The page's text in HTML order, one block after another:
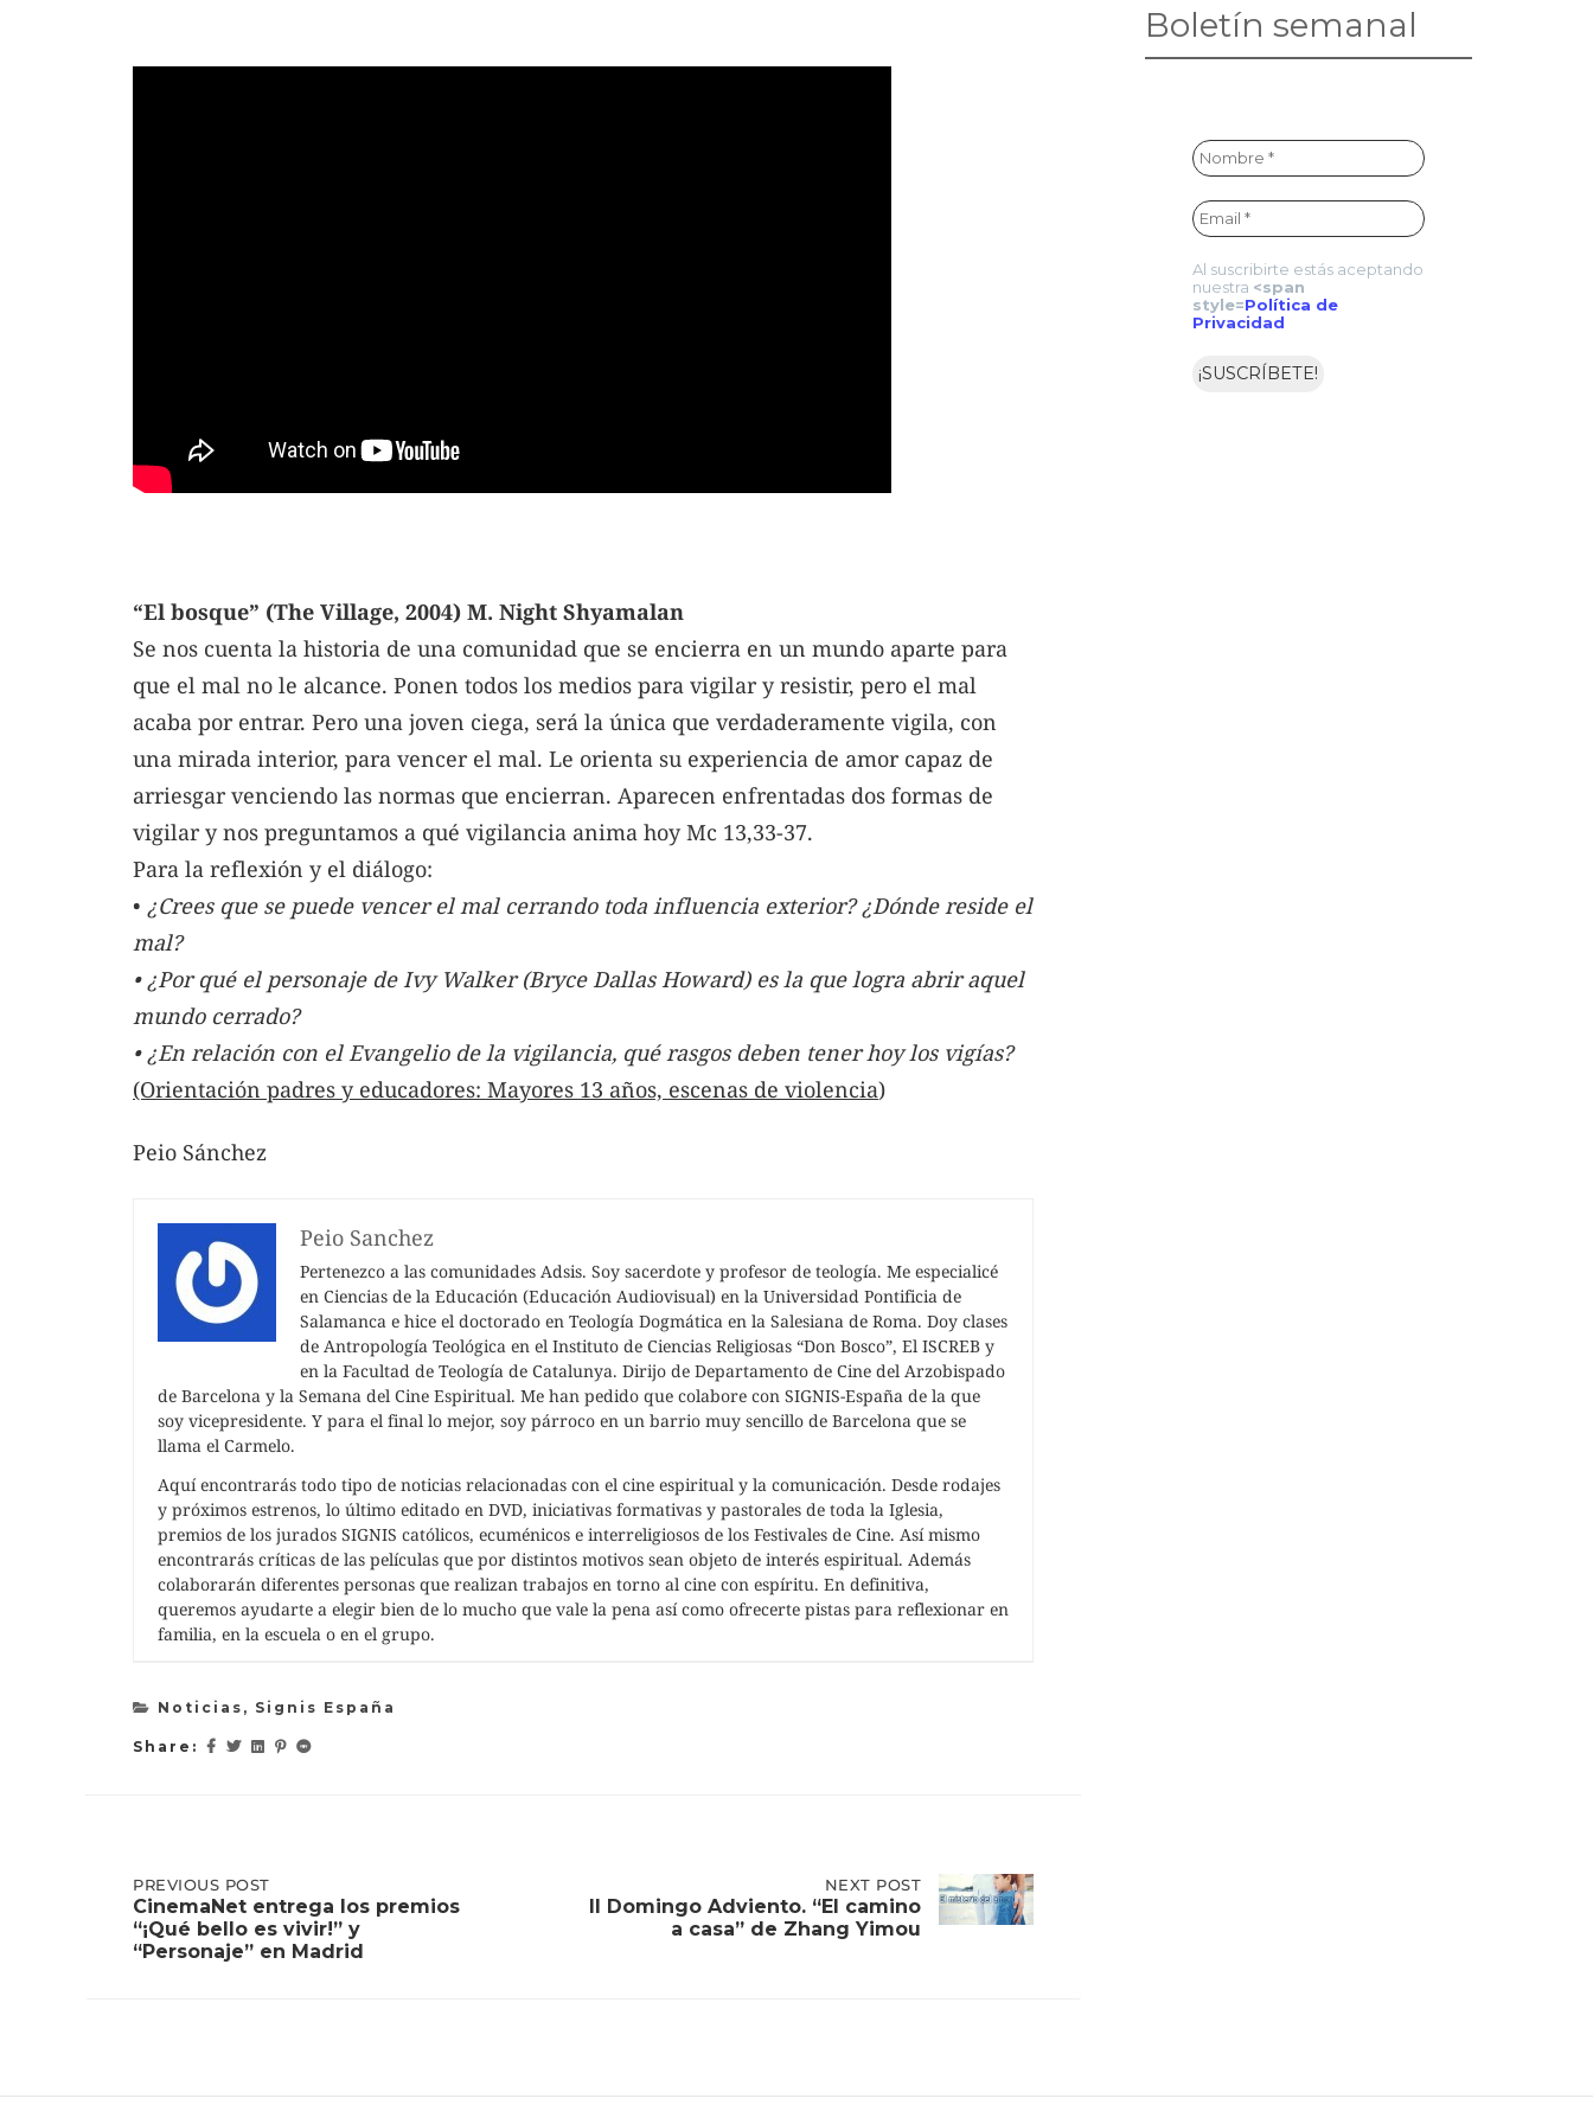
“El bosque” (The Village, 2004) M. Night Shyamalan
Se nos cuenta la historia de una comunidad que se encierra en un mundo aparte para
que el mal no le alcance. Ponen todos los medios para vigilar y resistir, pero el mal
acaba por entrar. Pero una joven ciega, será la única que verdaderamente vigila, con
una mirada interior, para vencer el mal. Le orienta su experiencia de amor capaz de
arriesgar venciendo las normas que encierran. Aparecen enfrentadas dos formas de
vigilar y nos preguntamos a qué vigilancia anima hoy Mc 13,33-37.
Para la reflexión y el diálogo:
• ¿Crees que se puede vencer el mal cerrando toda influencia exterior? ¿Dónde reside el
mal?
• ¿Por qué el personaje de Ivy Walker (Bryce Dallas Howard) es la que logra abrir aquel
mundo cerrado?
• ¿En relación con el Evangelio de la vigilancia, qué rasgos deben tener hoy los vigías?
(Orientación padres y educadores: Mayores 13 años, escenas de violencia)
Peio Sánchez
Peio Sanchez
Pertenezco a las comunidades Adsis. Soy sacerdote y profesor de teología. Me especialicé
en Ciencias de la Educación (Educación Audiovisual) en la Universidad Pontificia de
Salamanca e hice el doctorado en Teología Dogmática en la Salesiana de Roma. Doy clases
de Antropología Teológica en el Instituto de Ciencias Religiosas “Don Bosco”, El ISCREB y
en la Facultad de Teología de Catalunya. Dirijo de Departamento de Cine del Arzobispado
de Barcelona y la Semana del Cine Espiritual. Me han pedido que colabore con SIGNIS-España de la que
soy vicepresidente. Y para el final lo mejor, soy párroco en un barrio muy sencillo de Barcelona que se
llama el Carmelo.
Aquí encontrarás todo tipo de noticias relacionadas con el cine espiritual y la comunicación. Desde rodajes
y próximos estrenos, lo último editado en DVD, iniciativas formativas y pastorales de toda la Iglesia,
premios de los jurados SIGNIS católicos, ecuménicos e interreligiosos de los Festivales de Cine. Así mismo
encontrarás críticas de las películas que por distintos motivos sean objeto de interés espiritual. Además
colaborarán diferentes personas que realizan trabajos en torno al cine con espíritu. En definitiva,
queremos ayudarte a elegir bien de lo mucho que vale la pena así como ofrecerte pistas para reflexionar en
familia, en la escuela o en el grupo.
Noticias , Signis España
Share:
Post
navigation
PREVIOUS
POST:
CINEMANET
ENTREGA
LOS
“PERSONAJE”
PREVIOUS POST
CinemaNet entrega los premios
“¡Qué bello es vivir!” y
“Personaje” en Madrid
POST:
DOMINGO
YIMOU
NEXT POST
II Domingo Adviento. “El camino
a casa” de Zhang Yimou
Boletín semanal
Al suscribirte estás aceptando
nuestra <span
style=Política de
Privacidad